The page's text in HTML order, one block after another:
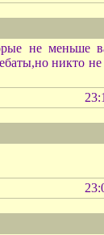
не меньше
никто не